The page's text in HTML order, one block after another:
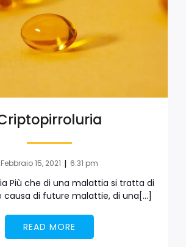
Febbraio 15, 2021 | 6:31 pm
Più che di una malattia si tratta di
causa di future malattie, di una[…]
READ MORE